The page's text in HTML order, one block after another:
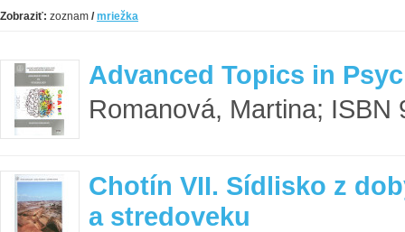
Zobraziť: zoznam / mriežka
Advanced Topics in
Romanová, Martina; ISBN
Chotín VII. Sídlisko z
a stredoveku